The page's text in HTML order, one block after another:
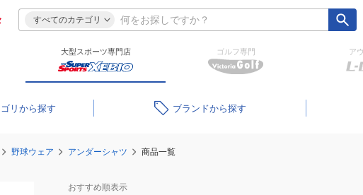
すべてのカテゴリ
大型スポーツ専門店 ゴルフ専門 ア
リ ブランド
野球ウェア アンダーシャツ 商品一覧
おすすめ順表示